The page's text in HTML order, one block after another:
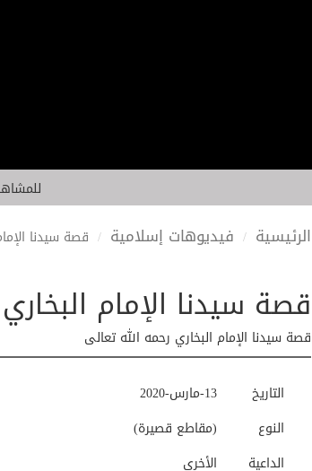
الرئيسية فيديوهات إسلامية قصة سيدنا
قصة سيدنا الإمام
قصة سيدنا الإمام البخاري رحمه الله تعالى
13-مارس-2020
التاريخ
(مقاطع قصيرة)
النوع
الأخرى
الداعية